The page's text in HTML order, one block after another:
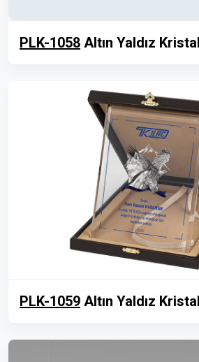
PLK-1058 Altın Yaldız
PLK-1059 Altın Yaldız